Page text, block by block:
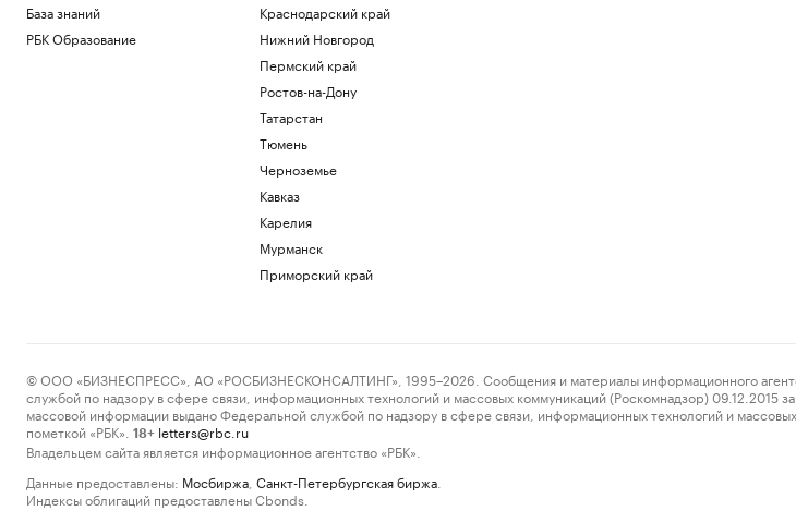
База знаний
РБК Образование
Краснодарский край
Нижний Новгород
Пермский край
Ростов-на-Дону
Татарстан
Тюмень
Черноземье
Кавказ
Карелия
Мурманск
Приморский край
© ООО «БИЗНЕСПРЕСС», АО «РОСБИЗНЕСКОНСАЛТИНГ», 1995–2026. Сообщения и материалы информационного
службой по надзору в сфере связи, информационных технологий и массовых коммуникаций (Роскомнадзор)
массовой информации выдано Федеральной службой по надзору в сфере связи, информационных технологий и
пометкой «РБК».
18+ letters@rbc.ru
Владельцем сайта является информационное агентство «РБК».
Данные предоставлены: Мосбиржа Санкт-Петербургская биржа
Индексы облигаций предоставлены Cbonds.